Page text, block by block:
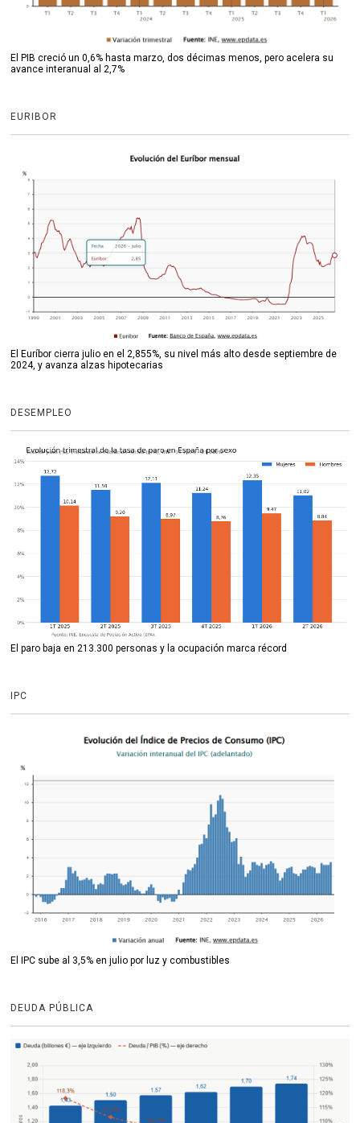
El PIB creció un 0,6% hasta marzo, dos décimas menos, pero acelera su
avance interanual al 2,7%
EURIBOR
El Euríbor cierra julio en el 2,855%, su nivel más alto desde septiembre de
2024, y avanza alzas hipotecarias
DESEMPLEO
El paro baja en 213.300 personas y la ocupación marca récord
IPC
El IPC sube al 3,5% en julio por luz y combustibles
DEUDA PÚBLICA